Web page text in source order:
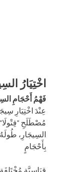
اخْتِيَارُ
فَهْمُ أَحْجَامِ
عِنْدَ اخْتِيَارِ
مُصْطَلَحِ
السِيجَارِ،
بِأَحْجَامٍ
قِيَاسِيَّةٍ